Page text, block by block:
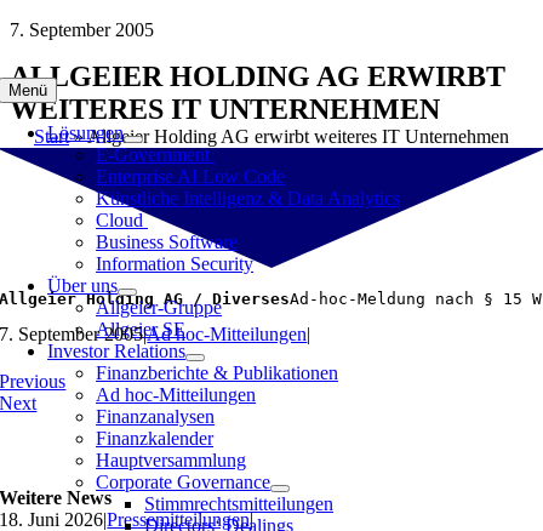
Zum
springen
Menü
Lösungen
E-Government
Enterprise AI Low Code
Künstliche Intelligenz & Data Analytics
Cloud
Business Software
Information Security
Über uns
Allgeier-Gruppe
Allgeier SE
Investor Relations
Finanzberichte & Publikationen
Ad hoc-Mitteilungen
Finanzanalysen
Finanzkalender
Hauptversammlung
Corporate Governance
Stimmrechtsmitteilungen
Directors‘ Dealings
7. September 2005
ALLGEIER HOLDING AG ERWIRBT
WEITERES IT UNTERNEHMEN
Start»Allgeier Holding AG erwirbt weiteres IT Unternehmen
Allgeier Holding AG / DiversesAd-hoc-Meldung nach §
7. September 2005|Ad hoc-Mitteilungen|
Previous
Next
Weitere News
18. Juni 2026|Pressemitteilungen|